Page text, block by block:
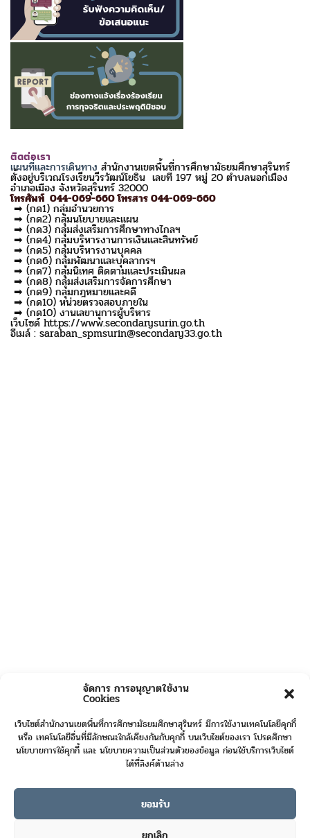
จัดการ การอนุญาตใช้งาน
Cookies
เว็บไซต์สำนักงานเขตพื้นที่การศึกษามัธยมศึกษาสุรินทร์ มีการใช้งานเทคโนโลยีคุกกี้
หรือ เทคโนโลยีอื่นที่มีลักษณะใกล้เคียงกันกับคุกกี้ บนเว็บไซต์ของเรา โปรดศึกษา
นโยบายการใช้คุกกี้ และ นโยบายความเป็นส่วนตัวของข้อมูล ก่อนใช้บริการเว็บไซต์
ได้ที่ลิงค์ด้านล่าง
ยอมรับ
ติดต่อเรา
แผนที่และการเดินทาง สำนักงานเขตพื้นที่การศึกษามัธยมศึกษาสุรินทร์
ตั้งอยู่บริเวณโรงเรียนวีรวัฒน์โยธิน เลขที่ 197 หมู่ 20 ตำบลนอกเมือง
อำเภอเมือง จังหวัดสุรินทร์ 32000
โทรศัพท์ 044-069-660 โทรสาร 044-069-660
➡ (กด1) กลุ่มอำนวยการ
➡ (กด2) กลุ่มนโยบายและแผน
➡ (กด3) กลุ่มส่งเสริมการศึกษาทางไกลฯ
➡ (กด4) กลุ่มบริหารงานการเงินและสินทรัพย์
➡ (กด5) กลุ่มบริหารงานบุคคล
➡ (กด6) กลุ่มพัฒนาและบุคลากรฯ
➡ (กด7) กลุ่มนิเทศ ติดตามและประเมินผล
➡ (กด8) กลุ่มส่งเสริมการจัดการศึกษา
➡ (กด9) กลุ่มกฎหมายและคดี
➡ (กด10) หน่วยตรวจสอบภายใน
➡ (กด10) งานเลขานุการผู้บริหาร
เว็บไซด์ https://www.secondarysurin.go.th
อีเมล์ : saraban_spmsurin@secondary33.go.th